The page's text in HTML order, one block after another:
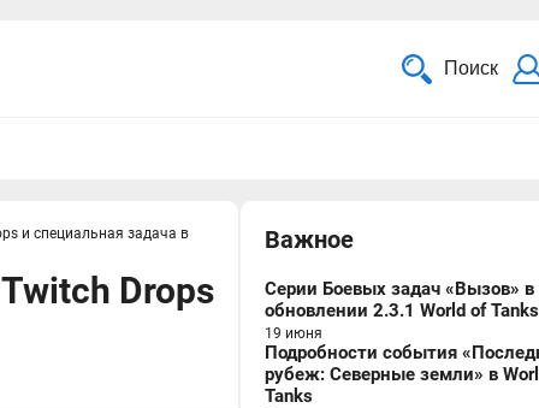
Поиск
и специальная задача в
Drops
Важное
Серии Боевых задач «Вызов» в
обновлении 2.3.1 World of Tanks
19 июня
Подробности события
рубеж: Северные земли» в
Tanks